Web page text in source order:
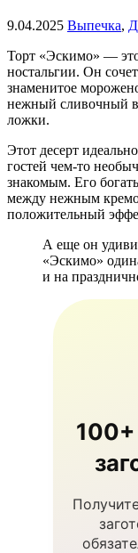
9.04.2025 Выпечка,
Торт «Эскимо» —
ностальгии. Он
знаменитое
нежный сливочный
ложки.
Этот десерт
гостей чем-то
знакомым. Его
между нежным
положительный
А еще он
«Эскимо»
и на